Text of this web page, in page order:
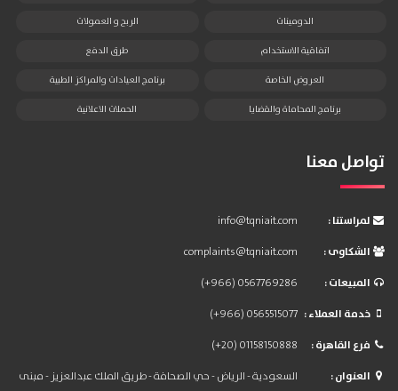
الدومينات الربح و العمولات
اتفاقية الاستخدام طرق الدفع
العروض الخاصة برنامج العيادات والمراكز الطبية
برنامج المحاماة والقضايا الحملات الاعلانية
تواصل معنا
: لمراستنا
info@tqniait.com
: الشكاوى
complaints@tqniait.com
: المبيعات
(+966) 0567769286
: خدمة العملاء
(+966) 0565515077
: فرع القاهرة
(+20) 01158150888
: العنوان
السعودية - الرياض - حي الصحافة - طريق الملك عبدالعزيز - مبنى